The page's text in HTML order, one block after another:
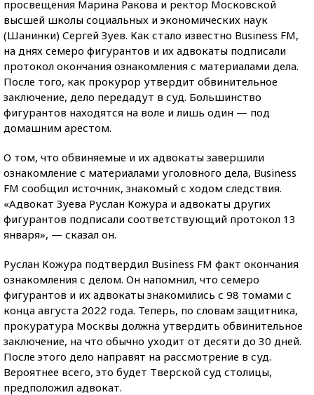
просвещения Марина Ракова и ректор Московской
высшей школы социальных и экономических наук
(Шанинки) Сергей Зуев. Как стало известно Business FM,
на днях семеро фигурантов и их адвокаты подписали
протокол окончания ознакомления с материалами дела.
После того, как прокурор утвердит обвинительное
заключение, дело передадут в суд. Большинство
фигурантов находятся на воле и лишь один — под
домашним арестом.
О том, что обвиняемые и их адвокаты завершили
ознакомление с материалами уголовного дела, Business
FM сообщил источник, знакомый с ходом следствия.
«Адвокат Зуева Руслан Кожура и адвокаты других
фигурантов подписали соответствующий протокол 13
января», — сказал он.
Руслан Кожура подтвердил Business FM факт окончания
ознакомления с делом. Он напомнил, что семеро
фигурантов и их адвокаты знакомились с 98 томами с
конца августа 2022 года. Теперь, по словам защитника,
прокуратура Москвы должна утвердить обвинительное
заключение, на что обычно уходит от десяти до 30 дней.
После этого дело направят на рассмотрение в суд.
Вероятнее всего, это будет Тверской суд столицы,
предположил адвокат.